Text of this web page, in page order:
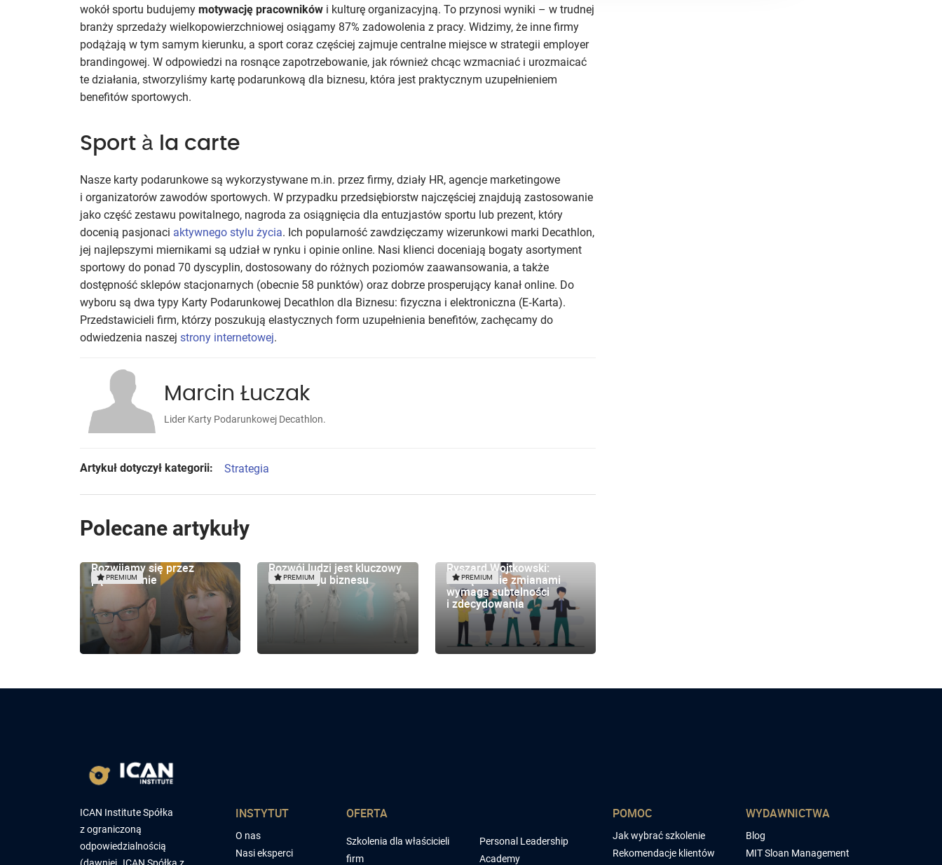
wokół sportu budujemy motywację pracowników i kulturę organizacyjną. To przynosi wyniki – w trudnej
branży sprzedaży wielkopowierzchniowej osiągamy 87% zadowolenia z pracy. Widzimy, że inne firmy
podążają w tym samym kierunku, a sport coraz częściej zajmuje centralne miejsce w strategii employer
brandingowej. W odpowiedzi na rosnące zapotrzebowanie, jak również chcąc wzmacniać i urozmaicać
te działania, stworzyliśmy kartę podarunkową dla biznesu, która jest praktycznym uzupełnieniem
benefitów sportowych.
Sport à la carte
Nasze karty podarunkowe są wykorzystywane m.in. przez firmy, działy HR, agencje marketingowe
i organizatorów zawodów sportowych. W przypadku przedsiębiorstw najczęściej znajdują zastosowanie
jako część zestawu powitalnego, nagroda za osiągnięcia dla entuzjastów sportu lub prezent, który
docenią pasjonaci aktywnego stylu życia. Ich popularność zawdzięczamy wizerunkowi marki Decathlon,
jej najlepszymi miernikami są udział w rynku i opinie online. Nasi klienci doceniają bogaty asortyment
sportowy do ponad 70 dyscyplin, dostosowany do różnych poziomów zaawansowania, a także
dostępność sklepów stacjonarnych (obecnie 58 punktów) oraz dobrze prosperujący kanał online. Do
wyboru są dwa typy Karty Podarunkowej Decathlon dla Biznesu: fizyczna i elektroniczna (E‑Karta).
Przedstawicieli firm, którzy poszukują elastycznych form uzupełnienia benefitów, zachęcamy do
odwiedzenia naszej strony internetowej.
Marcin Łuczak
Lider Karty Podarunkowej Decathlon.
Artykuł dotyczył kategorii: Strategia
Polecane artykuły
Rozwijamy się przez
pączkowanie
PREMIUM
Rozwój ludzi jest kluczowy
dla rozwoju biznesu
PREMIUM
Ryszard Wojtkowski:
zarządzanie zmianami
wymaga subtelności
i zdecydowania
PREMIUM
ICAN Institute Spółka
z ograniczoną
odpowiedzialnością
INSTYTUT
O nas
Nasi eksperci
OFERTA
Szkolenia dla właścicieli
firm
Personal Leadership
Academy
POMOC
Jak wybrać szkolenie
Rekomendacje klientów
WYDAWNICTWA
Blog
MIT Sloan Management